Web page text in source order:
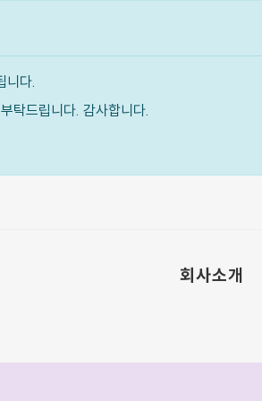
니다.
탁드립니다. 감사합니다.
회사소개